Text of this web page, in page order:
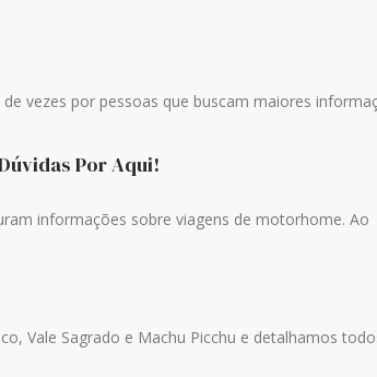
por pessoas que buscam maiores
Por Aqui!
sobre viagens de motorhome. Ao
Vale Sagrado e Machu Picchu e detalhamos